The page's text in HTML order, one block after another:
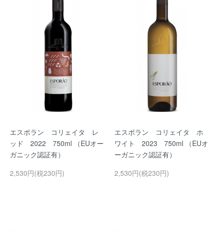
エスポラン コリェイタ レ
ッド 2022 750ml （EUオー
ガニック認証有）
2,530円(税230円)
エスポラン コリェイタ ホ
ワイト 2023 750ml （EUオ
ーガニック認証有）
2,530円(税230円)